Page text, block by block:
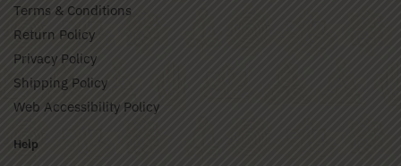
Terms & Conditions
Return Policy
Privacy Policy
Shipping Policy
Web Accessibility Policy
Help